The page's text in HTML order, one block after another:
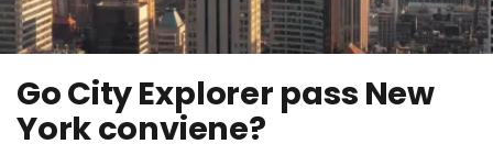
Go City Explorer pass New
York conviene?